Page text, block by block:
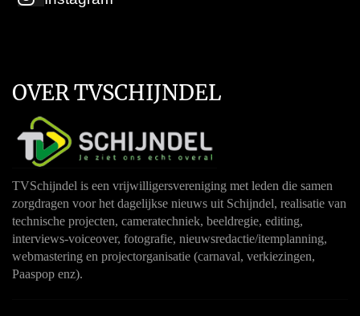
OVER TVSCHIJNDEL
TVSchijndel is een vrijwilligersvereniging met leden die samen
zorgdragen voor het dagelijkse nieuws uit Schijndel, realisatie van
technische projecten, cameratechniek, beeldregie, editing,
interviews-voiceover, fotografie, nieuwsredactie/itemplanning,
webmastering en projectorganisatie (carnaval, verkiezingen,
Paaspop enz).